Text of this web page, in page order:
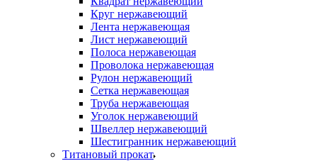
Круг нержавеющий
Лента нержавеющая
Лист нержавеющий
Полоса нержавеющая
Проволока нержавеющая
Рулон нержавеющий
Сетка нержавеющая
Труба нержавеющая
Уголок нержавеющий
Швеллер нержавеющий
Шестигранник нержавеющий
Титановый прокат